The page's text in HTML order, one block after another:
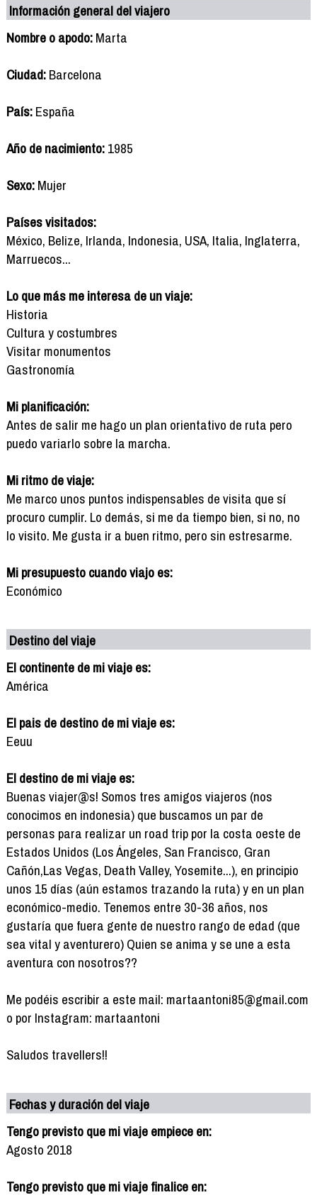
Información general del viajero
Nombre o apodo:Marta
Ciudad:Barcelona
País:España
Año de nacimiento:1985
Sexo:Mujer
Países visitados:
México, Belize, Irlanda, Indonesia, USA, Italia, Inglaterra,
Marruecos...
Lo que más me interesa de un viaje:
Historia
Cultura y costumbres
Visitar monumentos
Gastronomía
Mi planificación:
Antes de salir me hago un plan orientativo de ruta pero
puedo variarlo sobre la marcha.
Mi ritmo de viaje:
Me marco unos puntos indispensables de visita que sí
procuro cumplir. Lo demás, si me da tiempo bien, si no, no
lo visito. Me gusta ir a buen ritmo, pero sin estresarme.
Mi presupuesto cuando viajo es:
Económico
Destino del viaje
El continente de mi viaje es:
América
El pais de destino de mi viaje es:
Eeuu
El destino de mi viaje es:
Buenas viajer@s! Somos tres amigos viajeros (nos
conocimos en indonesia) que buscamos un par de
personas para realizar un road trip por la costa oeste de
Estados Unidos (Los Ángeles, San Francisco, Gran
Cañón,Las Vegas, Death Valley, Yosemite...), en principio
unos 15 días (aún estamos trazando la ruta) y en un plan
económico-medio. Tenemos entre 30-36 años, nos
gustaría que fuera gente de nuestro rango de edad (que
sea vital y aventurero) Quien se anima y se une a esta
aventura con nosotros??
Me podéis escribir a este mail: martaantoni85@gmail.com
o por Instagram: martaantoni
Saludos travellers!!
Fechas y duración del viaje
Tengo previsto que mi viaje empiece en:
Agosto 2018
Tengo previsto que mi viaje finalice en: